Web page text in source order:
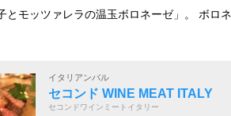
とモッツァレラの温玉ボロネーゼ」。 ボロ
イタリアンバル
セコンド WINE MEAT ITALY
セコンドワインミートイタリー